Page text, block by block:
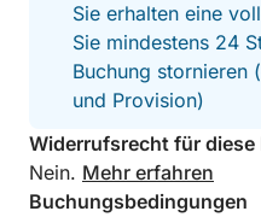
Sie erhalten eine
Sie mindestens 24
Buchung stornieren
und Provision)
Widerrufsrecht für diese
Nein. Mehr erfahren
Buchungsbedingungen